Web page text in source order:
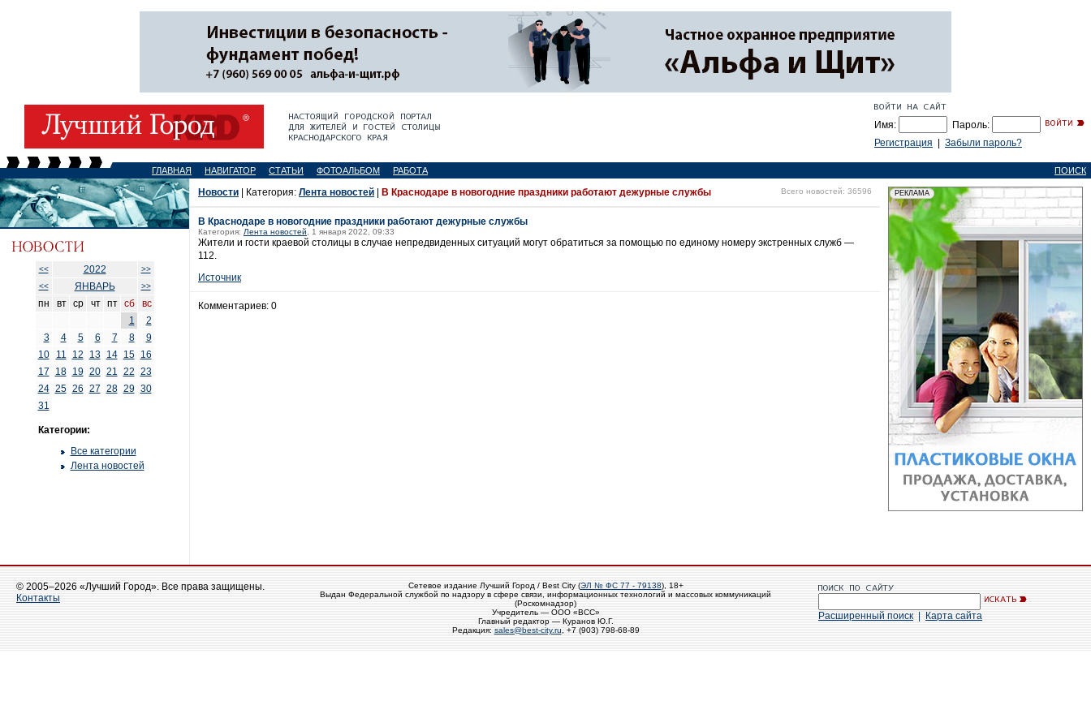
Имя:
Пароль:
Регистрация
Забыли пароль?
ГЛАВНАЯ НАВИГАТОР СТАТЬИ ФОТОАЛЬБОМ РАБОТА ПОИСК
<< 2022
>>
<<
ЯНВАРЬ >>
пн вт ср чт пт сб
вс
1
2
3
4 5 6 7 8
9
10
11 12 13 14 15
16
17
18 19 20 21 22 23
24 25 26 27 28 29 30
31
Категории:
Все категории
Лента новостей
Новости | Категория: Лента новостей В Краснодаре в новогодние праздники работают дежурные службы Всего новостей: 36596
В Краснодаре в новогодние праздники работают дежурные службы
Категория: Лента новостей , 1 января 2022, 09:33
Жители и гости краевой столицы в случае непредвиденных ситуаций могут обратиться за помощью по единому номеру экстренных служб —
112.
Источник
Комментариев: 0
© 2005–2026 «Лучший Город». Все права защищены.
Контакты
Сетевое издание Лучший Город / Best City (ЭЛ № ФС 77 - 79138), 18+
Выдан Федеральной службой по надзору в сфере связи, информационных технологий и массовых коммуникаций
(Роскомнадзор)
Учредитель — ООО «ВСС»
Главный редактор — Куранов Ю.Г.
Редакция: sales@best-city.ru , +7 (903) 798-68-89
Расширенный поиск Карта сайта